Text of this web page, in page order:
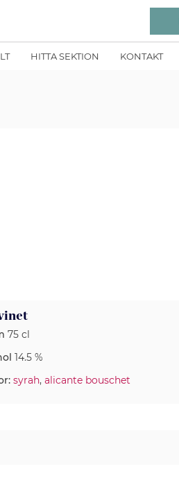
HITTA SEKTION KONTAKT
75 cl
14.5 %
syrah, alicante bouschet